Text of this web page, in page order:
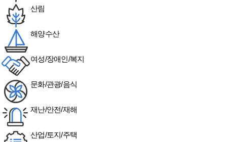
산림
해양수산
여성/장애인/복지
문화/관광/음식
재난/안전/재해
산업/토지/주택